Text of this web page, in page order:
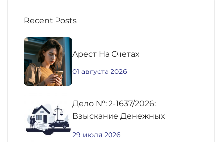
Recent Posts
Aрест На Счетах
01 августа 2026
Дело №: 2-1637/2026:
Взыскание Денежных
29 июля 2026